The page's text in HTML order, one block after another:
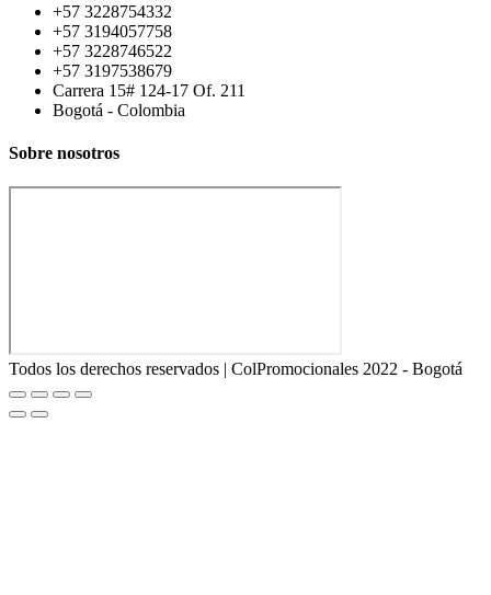
+57 3228754332
+57 3194057758
+57 3228746522
+57 3197538679
Carrera 15# 124-17 Of. 211
Bogotá - Colombia
Sobre nosotros
Todos los derechos reservados | ColPromocionales 2022 - Bogotá